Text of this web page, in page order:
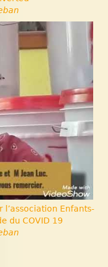
Enfants-
du COVID 19